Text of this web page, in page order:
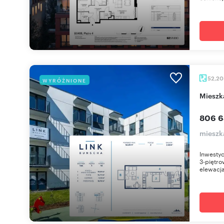
WYRÓŻNIONE 52,20
806
3-